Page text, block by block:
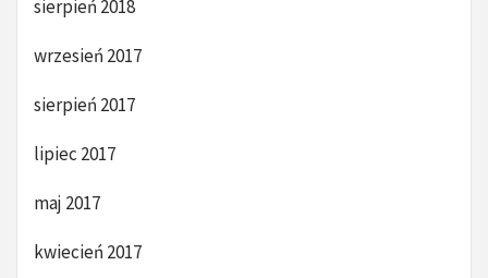
sierpień 2018
wrzesień 2017
sierpień 2017
lipiec 2017
maj 2017
kwiecień 2017